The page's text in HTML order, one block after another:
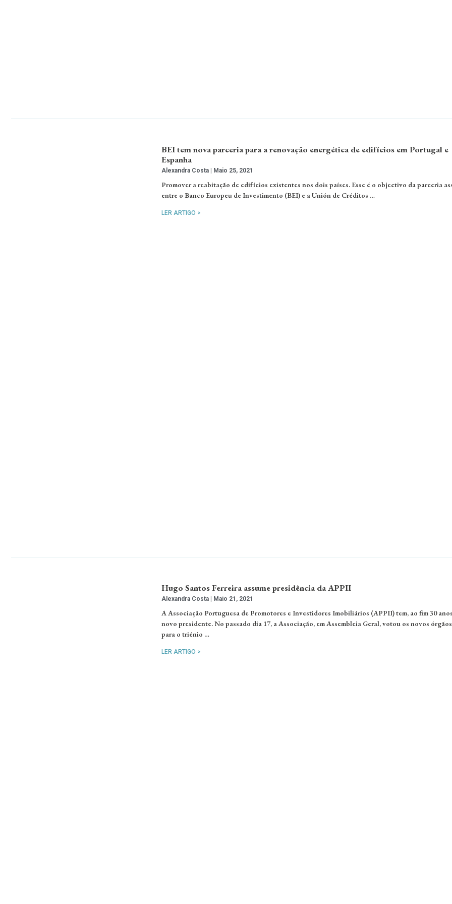
BEI tem nova parceria para a renovação energética de edifícios em Portugal e
Espanha
Alexandra Costa Maio 25, 2021
Promover a reabitação de edifícios existentes nos dois países. Esse é o objectivo da parceria
entre o Banco Europeu de Investimento (BEI) e a Unión de Créditos …
LER ARTIGO >
Hugo Santos Ferreira assume presidência da APPII
Alexandra Costa Maio 21, 2021
A Associação Portuguesa de Promotores e Investidores Imobiliários (APPII) tem, ao fim 30
novo presidente. No passado dia 17, a Associação, em Assembleia Geral, votou os novos
para o triénio …
LER ARTIGO >